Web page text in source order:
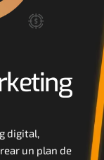
digital,
un plan de